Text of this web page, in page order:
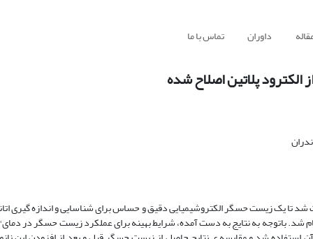
داوران تماس با ما
پلاتین اصلاح شده
شد تا یک زیست حسگر الکتروشیمیایی دقیق و حساس برای شناسایی و اندازه گیری